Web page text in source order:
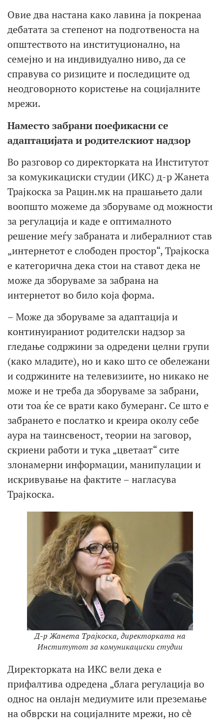
Овие два настана како лавина ја покренаа
дебатата за степенот на подготвеноста на
општеството на институционално, на
семејно и на индивидуално ниво, да се
справува со ризиците и последиците од
неодговорното користење на социјалните
мрежи.
Наместо забрани поефикасни се
адаптацијата и родителскиот надзор
Во разговор со директорката на Институтот
за комукикациски студии (ИКС) д-р Жанета
Трајкоска за Рацин.мк на прашањето дали
воопшто можеме да зборуваме од можности
за регулација и каде е оптималното
решение меѓу забраната и либералниот став
„интернетот е слободен простор“, Трајкоска
е категорична дека стои на ставот дека не
може да зборуваме за забрана на
интернетот во било која форма.
– Може да зборуваме за адаптација и
континуираниот родителски надзор за
гледање содржини за одредени целни групи
(како младите), но и како што се обележани
и содржините на телевизиите, но никако не
може и не треба да зборуваме за забрани,
оти тоа ќе се врати како бумеранг. Се што е
забрането е послатко и креира околу себе
аура на таинсвеност, теории на заговор,
скриени работи и тука „цветаат“ сите
злонамерни информации, манипулации и
искривување на фактите – нагласува
Трајкоска.
Д-р Жанета Трајкоска, директорката на
Институтот за комуникациски студии
Директорката на ИКС вели дека е
прифалтива одредена „блага регулација во
однос на онлајн медиумите или преземање
на обврски на социјалните мрежи, но сѐ